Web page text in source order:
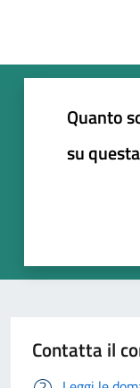
Quanto
su
Contatta il